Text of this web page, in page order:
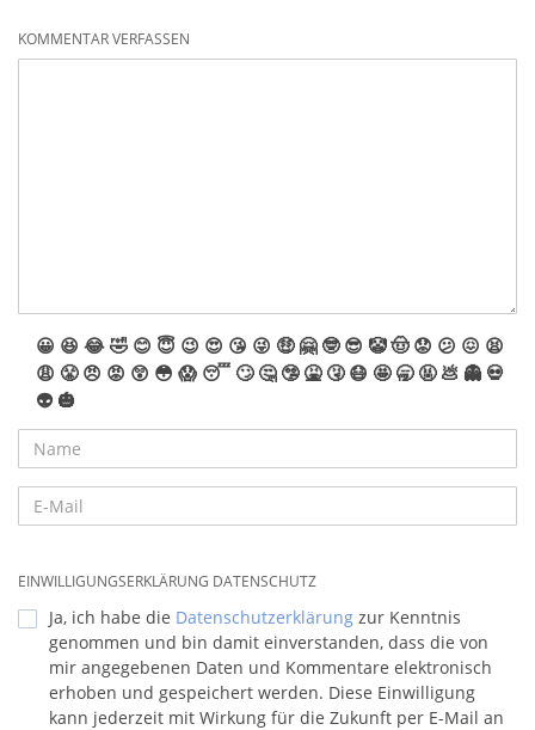
KOMMENTAR VERFASSEN
😀 😆 😂🤣 😊 😇 😉 😍 😘 😜 🤑 🤗 🤓 😎 🤡🤠 😟 😕 😖 😫
😩 😤 😠 😡 😲 😳 😱 😴 🙄 🤔 🤥 🤮 🤧 😷 🤩 🥱 🤬 💩 👻 💀
👽 🎃
EINWILLIGUNGSERKLÄRUNG DATENSCHUTZ
Ja, ich habe die Datenschutzerklärung zur Kenntnis
genommen und bin damit einverstanden, dass die von
mir angegebenen Daten und Kommentare elektronisch
erhoben und gespeichert werden. Diese Einwilligung
kann jederzeit mit Wirkung für die Zukunft per E-Mail an